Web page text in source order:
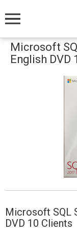
Меню
Microsoft
English DVD
Microsoft SQL
DVD 10 Clients